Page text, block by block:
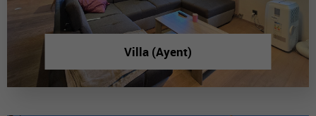
Villa (Ayent)